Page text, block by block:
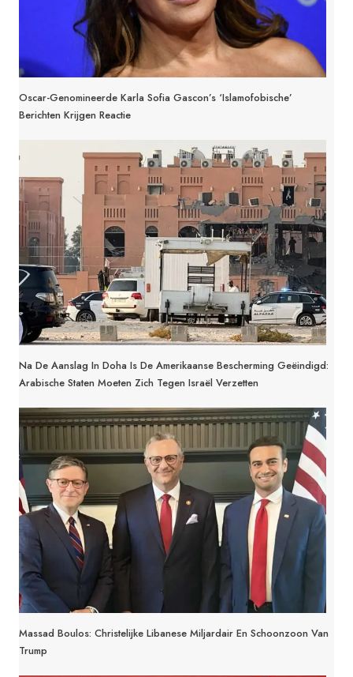
Oscar-Genomineerde Karla Sofia Gascon’s ‘islamofobische’
Berichten Krijgen Reactie
Na De Aanslag In Doha Is De Amerikaanse Bescherming Geëindigd:
Arabische Staten Moeten Zich Tegen Israël Verzetten
Massad Boulos: Christelijke Libanese Miljardair En Schoonzoon Van
Trump